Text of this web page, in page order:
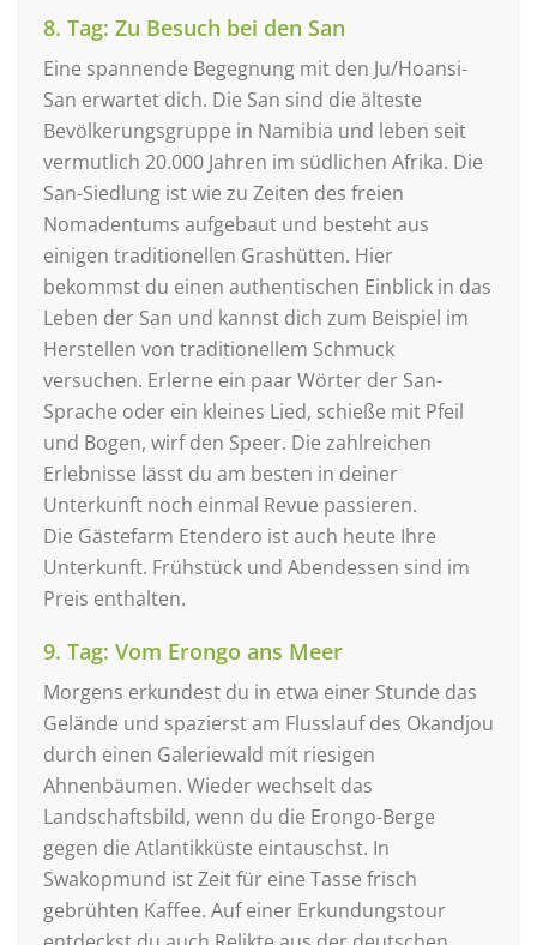
8. Tag: Zu Besuch bei den San
Eine spannende Begegnung mit den Ju/Hoansi-
San erwartet dich. Die San sind die älteste
Bevölkerungsgruppe in Namibia und leben seit
vermutlich 20.000 Jahren im südlichen Afrika. Die
San-Siedlung ist wie zu Zeiten des freien
Nomadentums aufgebaut und besteht aus
einigen traditionellen Grashütten. Hier
bekommst du einen authentischen Einblick in das
Leben der San und kannst dich zum Beispiel im
Herstellen von traditionellem Schmuck
versuchen. Erlerne ein paar Wörter der San-
Sprache oder ein kleines Lied, schieße mit Pfeil
und Bogen, wirf den Speer. Die zahlreichen
Erlebnisse lässt du am besten in deiner
Unterkunft noch einmal Revue passieren.
Die Gästefarm Etendero ist auch heute Ihre
Unterkunft. Frühstück und Abendessen sind im
Preis enthalten.
9. Tag: Vom Erongo ans Meer
Morgens erkundest du in etwa einer Stunde das
Gelände und spazierst am Flusslauf des Okandjou
durch einen Galeriewald mit riesigen
Ahnenbäumen. Wieder wechselt das
Landschaftsbild, wenn du die Erongo-Berge
gegen die Atlantikküste eintauschst. In
Swakopmund ist Zeit für eine Tasse frisch
gebrühten Kaffee. Auf einer Erkundungstour